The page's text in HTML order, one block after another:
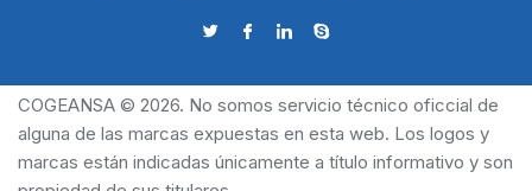
COGEANSA © 2026. No somos servicio técnico oficcial de
alguna de las marcas expuestas en esta web. Los logos y
marcas están indicadas únicamente a título informativo y son